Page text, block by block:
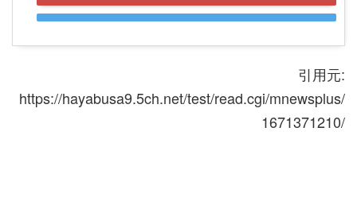
引用元:
https://hayabusa9.5ch.net/test/read.cgi/mnewsplus/
1671371210/